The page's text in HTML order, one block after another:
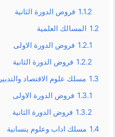
1.1.2 فروض الدورة الثانية
1.2 المسالك العلمية
1.2.1 فروض الدورة الاولى
1.2.2 فروض الدورة الثانية
1.3 مسلك علوم الاقتصاد والتدبير
1.3.1 فروض الدورة الاولى
1.3.2 فروض الدورة الثانية
1.4 مسلك اداب وعلوم ينسانية